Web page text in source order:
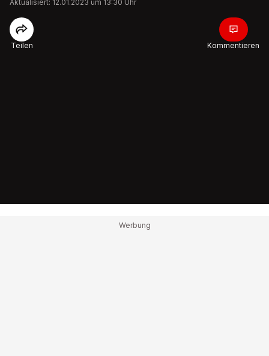
Aktualisiert: 12.01.2023 um 13:30 Uhr
Teilen Kommentieren